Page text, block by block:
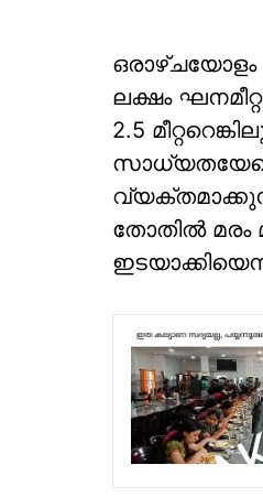
ലക്ഷം
2.5
തോതില്‍ മരം